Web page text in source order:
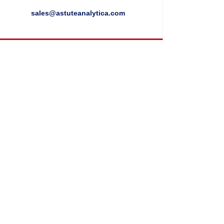
sales@astuteanalytica.com